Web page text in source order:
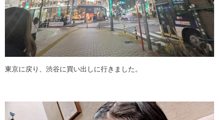
東京に戻り、渋谷に買い出しに行きました。